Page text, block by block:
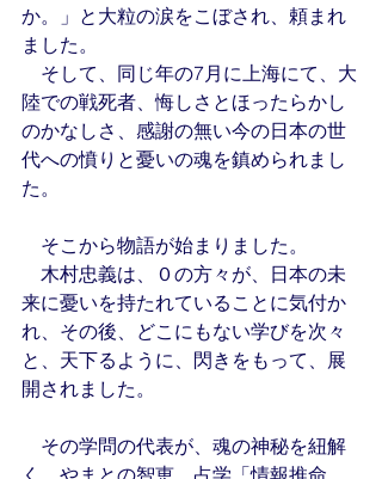
か。」と大粒の涙をこぼされ、頼まれ
ました。
そして、同じ年の7月に上海にて、大
陸での戦死者、悔しさとほったらかし
のかなしさ、感謝の無い今の日本の世
代への憤りと憂いの魂を鎮められまし
た。
そこから物語が始まりました。
木村忠義は、０の方々が、日本の未
来に憂いを持たれていることに気付か
れ、その後、どこにもない学びを次々
と、天下るように、閃きをもって、展
開されました。
その学問の代表が、魂の神秘を紐解
く　やまとの智恵　占学「情報推命